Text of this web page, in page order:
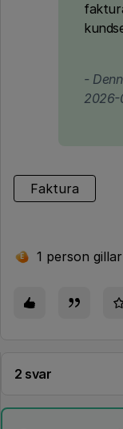
-
2026-
Faktura
E 1 person
2 svar